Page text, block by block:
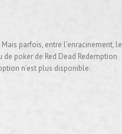
parfois, entre l’enracinement, le
poker de Red Dead Redemption
n’est plus disponible.